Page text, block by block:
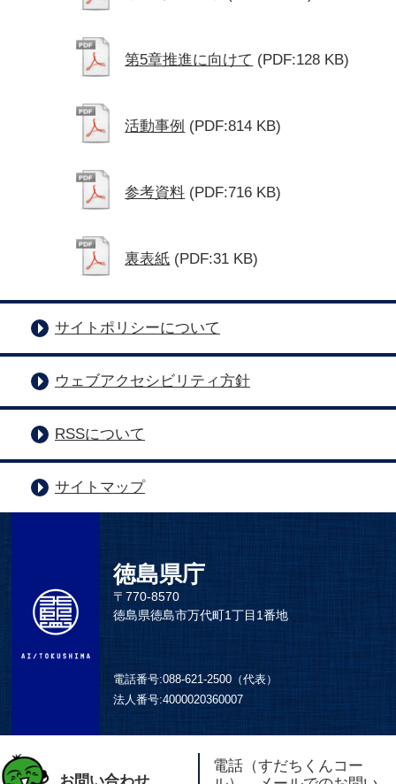
第5章推進に向けて (PDF:128 KB)
活動事例 (PDF:814 KB)
参考資料 (PDF:716 KB)
裏表紙 (PDF:31 KB)
サイトポリシーについて
ウェブアクセシビリティ方針
RSSについて
サイトマップ
徳島県庁
〒770-8570
徳島県徳島市万代町1丁目1番地
電話番号:088-621-2500（代表）
法人番号:4000020360007
お問い合わせ
電話（すだちくんコー